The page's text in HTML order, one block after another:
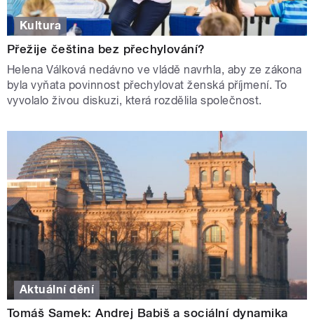
Kultura
Přežije čeština bez přechylování?
Helena Válková nedávno ve vládě navrhla, aby ze zákona
byla vyňata povinnost přechylovat ženská příjmení. To
vyvolalo živou diskuzi, která rozdělila společnost.
Aktuální dění
Tomáš Samek: Andrej Babiš a sociální dynamika